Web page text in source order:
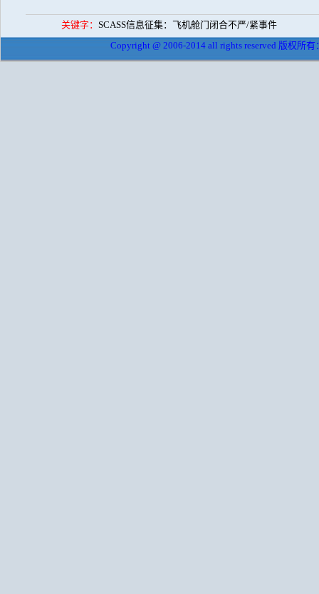
关键字： SCASS信息征集：飞机舱门闭合不严/紧事件
Copyright @ 2006-2014 all rights reserved 版权所